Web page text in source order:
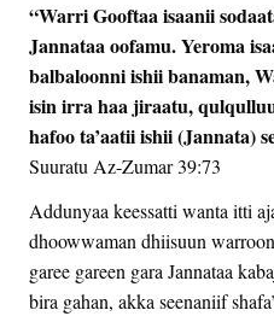
“Warri Gooftaa isaanii
Jannataa oofamu. Yeroma
balbaloonni ishii banaman,
isin irra haa jiraatu,
hafoo ta’aatii ishii (Jannata)
Suuratu Az-Zumar 39:73
Addunyaa keessatti wanta itti
dhoowwaman dhiisuun
garee gareen gara Jannataa
bira gahan, akka seenaniif